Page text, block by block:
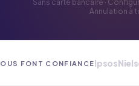
Sans carte bancaire ·
Annulation à
FONT CONFIANCEIpsos